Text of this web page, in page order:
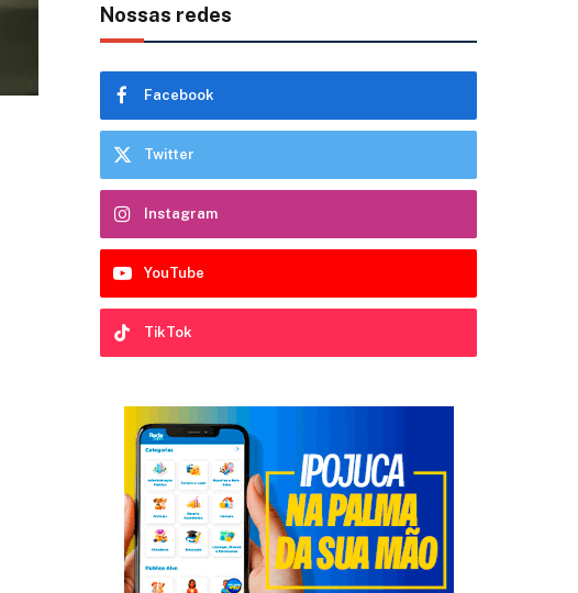
Nossas redes
Facebook
Twitter
Instagram
YouTube
TikTok